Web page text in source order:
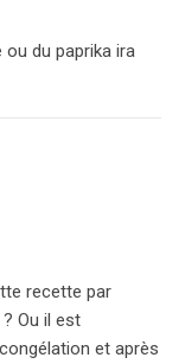
ou du paprika ira
recette par
Ou il est
et après